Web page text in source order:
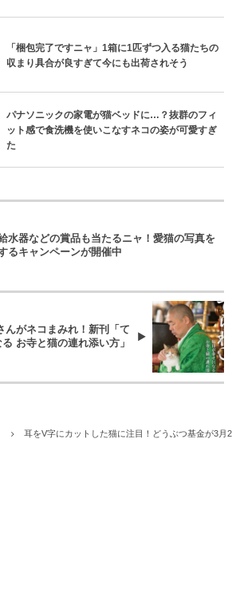
「梱包完了ですニャ」1箱に1匹ずつ入る猫たちの
収まり具合が良すぎて今にも出荷されそう
パナソニックの家電が猫ベッドに…？抜群のフィ
ット感で食洗機を使いこなすネコの姿が可愛すぎ
た
水器などの賞品も当たるニャ！愛猫の写真を
るキャンペーンが開催中
んがネコまみれ！新刊「て
お寺と猫の連れ添い方」
耳をV字にカットした猫に注目！どうぶつ基金が3月